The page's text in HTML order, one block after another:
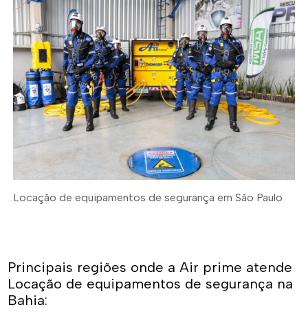
Locação de equipamentos de segurança em São Paulo
Principais regiões onde a Air prime atende
Locação de equipamentos de segurança na
Bahia: